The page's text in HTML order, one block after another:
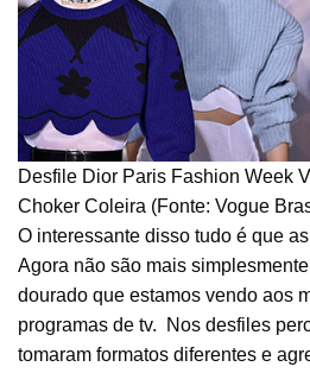
Desfile Dior Paris Fashion Week
Choker Coleira (Fonte: Vogue
O interessante disso tudo é que
Agora não são mais
dourado que estamos vendo aos
programas de tv. Nos desfiles
tomaram formatos diferentes e